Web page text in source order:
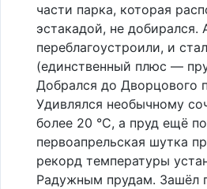
части парка, которая
эстакадой, не добирался.
переблагоустроили, и
(единственный плюс —
Добрался до Дворцового
Удивлялся необычному
более 20 °C, а пруд ещё
первоапрельская шутка
рекорд температуры
Радужным прудам. Зашёл